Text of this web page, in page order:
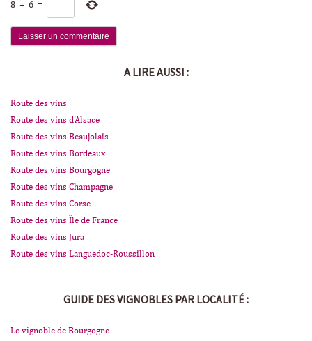
8 + 6 =
A LIRE AUSSI :
Route des vins
Route des vins d'Alsace
Route des vins Beaujolais
Route des vins Bordeaux
Route des vins Bourgogne
Route des vins Champagne
Route des vins Corse
Route des vins Île de France
Route des vins Jura
Route des vins Languedoc-Roussillon
GUIDE DES VIGNOBLES PAR LOCALITÉ :
Le vignoble de Bourgogne